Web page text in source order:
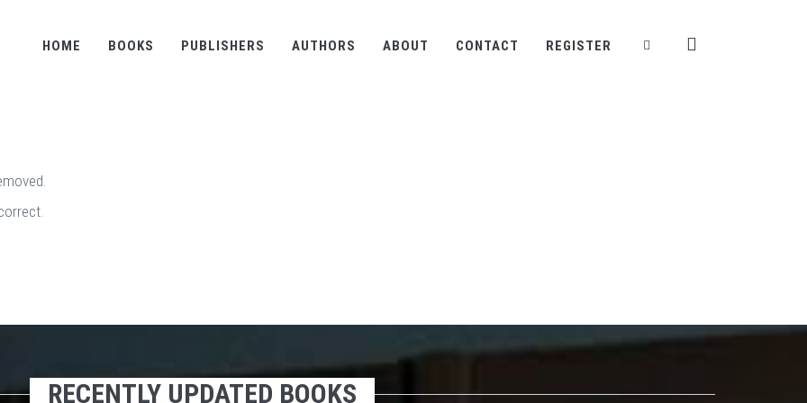
HOME BOOKS PUBLISHERS AUTHORS ABOUT CONTACT REGISTER
RECENTLY UPDATED BOOKS